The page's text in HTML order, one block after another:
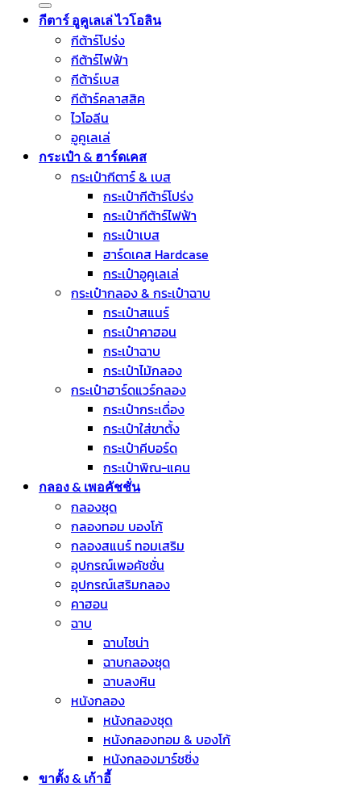
กีตาร์ อูคูเลเล่ ไวโอลิน
กีต้าร์โปร่ง
กีต้าร์ไฟฟ้า
กีต้าร์เบส
กีต้าร์คลาสสิค
ไวโอลีน
อูคูเลเล่
กระเป๋า & ฮาร์ดเคส
กระเป๋ากีตาร์ & เบส
กระเป๋ากีต้าร์โปร่ง
กระเป๋ากีต้าร์ไฟฟ้า
กระเป๋าเบส
ฮาร์ดเคส Hardcase
กระเป๋าอูคูเลเล่
กระเป๋ากลอง & กระเป๋าฉาบ
กระเป๋าสแนร์
กระเป๋าคาฮอน
กระเป๋าฉาบ
กระเป๋าไม้กลอง
กระเป๋าฮาร์ดแวร์กลอง
กระเป๋ากระเดื่อง
กระเป๋าใส่ขาตั้ง
กระเป๋าคีบอร์ด
กระเป๋าพิณ-แคน
กลอง & เพอคัชชั่น
กลองชุด
กลองทอม บองโก้
กลองสแนร์ ทอมเสริม
อุปกรณ์เพอคัชชั่น
อุปกรณ์เสริมกลอง
คาฮอน
ฉาบ
ฉาบไชน่า
ฉาบกลองชุด
ฉาบลงหิน
หนังกลอง
หนังกลองชุด
หนังกลองทอม & บองโก้
หนังกลองมาร์ชชิ่ง
ขาตั้ง & เก้าอี้